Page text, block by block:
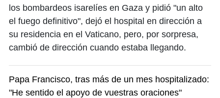
los bombardeos isarelíes en Gaza y pidió "un alto
el fuego definitivo", dejó el hospital en dirección a
su residencia en el Vaticano, pero, por sorpresa,
cambió de dirección cuando estaba llegando.
Papa Francisco, tras más de un mes hospitalizado:
"He sentido el apoyo de vuestras oraciones"